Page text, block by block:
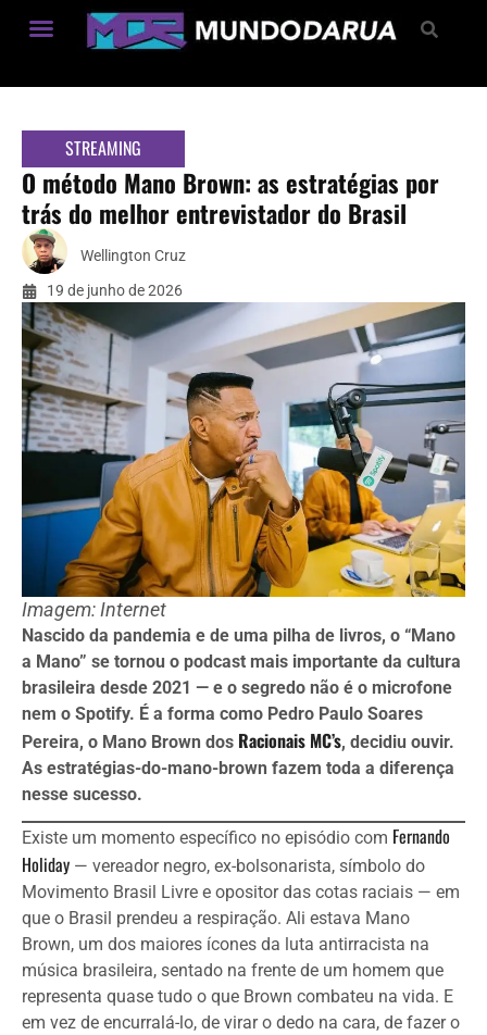
STREAMING
O método Mano Brown: as estratégias por
trás do melhor entrevistador do Brasil
Wellington Cruz
19 de junho de 2026
Imagem: Internet
Nascido da pandemia e de uma pilha de livros, o “Mano
a Mano” se tornou o podcast mais importante da cultura
brasileira desde 2021 — e o segredo não é o microfone
nem o Spotify. É a forma como Pedro Paulo Soares
Pereira, o Mano Brown dos Racionais MC’s, decidiu ouvir.
As estratégias-do-mano-brown fazem toda a diferença
nesse sucesso.
Existe um momento específico no episódio com Fernando
Holiday — vereador negro, ex-bolsonarista, símbolo do
Movimento Brasil Livre e opositor das cotas raciais — em
que o Brasil prendeu a respiração. Ali estava Mano
Brown, um dos maiores ícones da luta antirracista na
música brasileira, sentado na frente de um homem que
representa quase tudo o que Brown combateu na vida. E
em vez de encurralá-lo, de virar o dedo na cara, de fazer o